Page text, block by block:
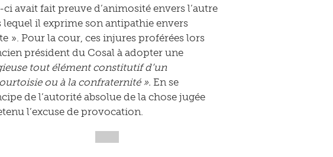
avait fait preuve d’animosité envers l’autre
il exprime son antipathie envers
». Pour la cour, ces injures proférées lors
président du Cosal à adopter une
tout élément constitutif d’un
ou à la confraternité ». En se
de l’autorité absolue de la chose jugée
l’excuse de provocation.